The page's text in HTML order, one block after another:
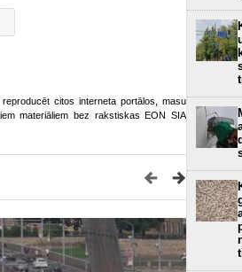
citos interneta portālos, masu
materiāliem bez rakstiskas EON SIA